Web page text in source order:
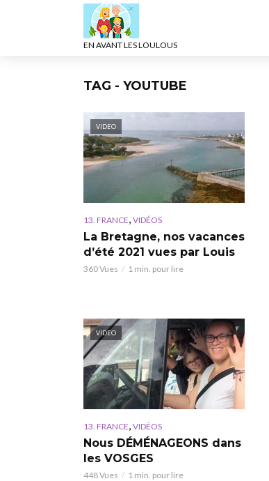
EN AVANT LES LOULOUS
TAG - YOUTUBE
VIDEO
13. FRANCE, VIDÉOS
La Bretagne, nos vacances
d’été 2021 vues par Louis
360 Vues 1 min. pour lire
VIDEO
13. FRANCE, VIDÉOS
Nous DÉMÉNAGEONS dans
les VOSGES
448 Vues 1 min. pour lire